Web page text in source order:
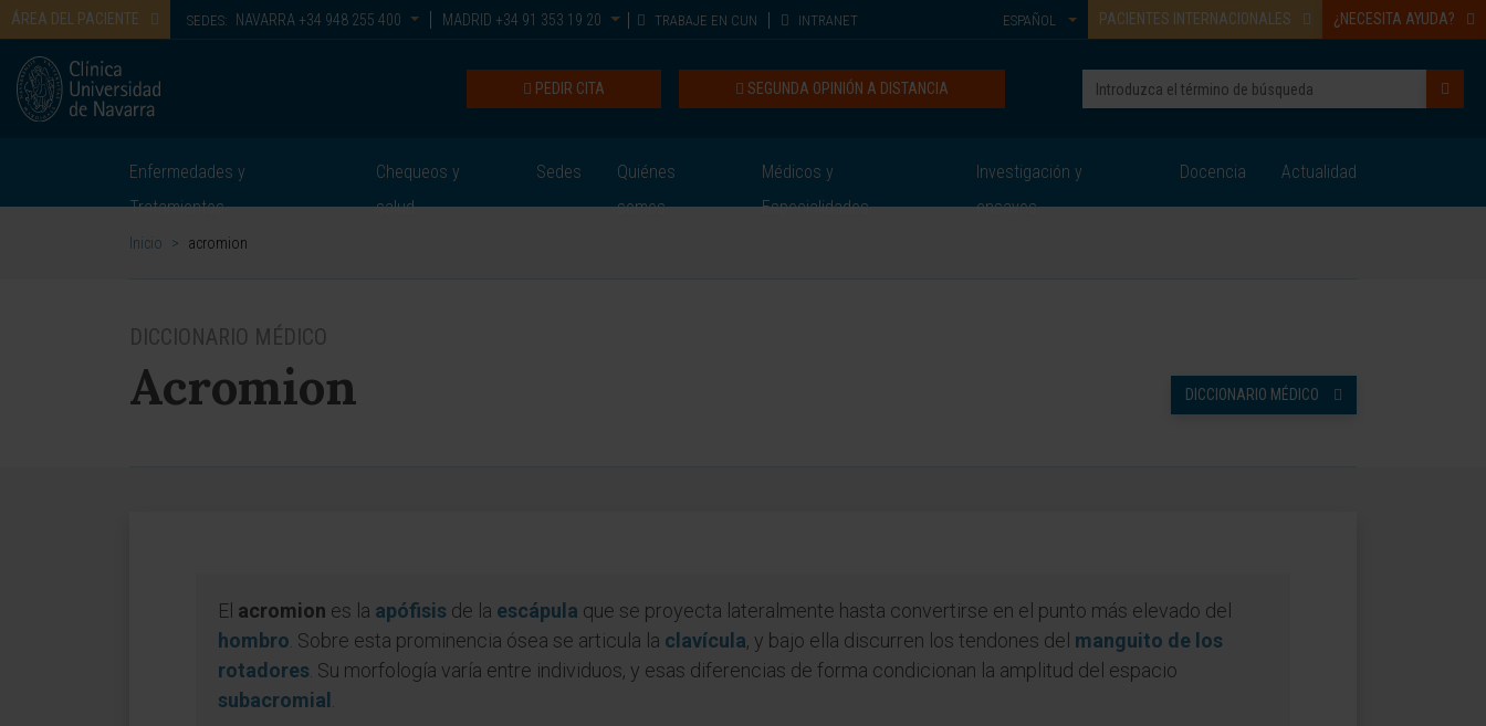
ÁREA DEL PACIENTE SEDES: NAVARRA +34 948 255 400 MADRID +34 91 353 19 20 TRABAJE EN CUN INTRANET PACIENTES INTERNACIONALES ¿NECESITA AYUDA?
ESPAÑOL
SEGUNDA OPINIÓN A DISTANCIA
PEDIR CITA
Enfermedades y
Tratamientos
Chequeos y
salud
Sedes
Quiénes
somos
Médicos y
Especialidades
Investigación y
ensayos
Docencia Actualidad
Inicio > acromion
DICCIONARIO MÉDICO
Acromion DICCIONARIO MÉDICO
El acromion es la apófisis de la escápula que se proyecta lateralmente hasta convertirse en el punto más elevado del
hombro . Sobre esta prominencia ósea se articula la clavícula, y bajo ella discurren los tendones del manguito de los
rotadores . Su morfología varía entre individuos, y esas diferencias de forma condicionan la amplitud del espacio
subacromial